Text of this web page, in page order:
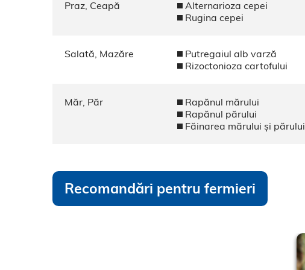
Praz, Ceapă
Alternarioza cepei
Rugina cepei
Salată, Mazăre
Putregaiul alb varză
Rizoctonioza cartofului
Măr, Păr
Rapănul mărului
Rapănul părului
Făinarea mărului și părului
Recomandări pentru fermieri